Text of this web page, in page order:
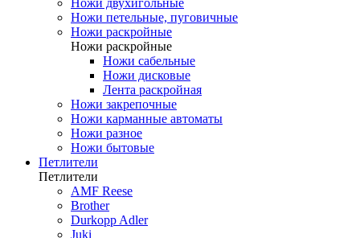
Ножи двухигольные
Ножи петельные, пуговичные
Ножи раскройные
Ножи раскройные
Ножи сабельные
Ножи дисковые
Лента раскройная
Ножи закрепочные
Ножи карманные автоматы
Ножи разное
Ножи бытовые
Петлители
Петлители
AMF Reese
Brother
Durkopp Adler
Juki